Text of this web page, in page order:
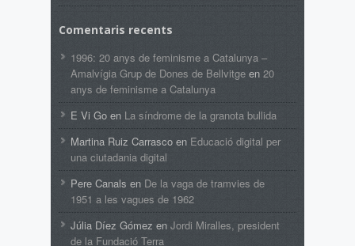
Comentaris recents
1996: 20 anys de feminisme a Catalunya –
Amalvígia Grup de Dones de Bellvitge en 20
anys de feminisme a Catalunya
E Vi Go en La síndrome de la granota bullida
Martina Ruiz Carrasco en Educació digital per
una ciutadania digital
Pere Canals en De la vaga de tramvies de
1951 a les vagues de 1962
Júlia Díez Gómez en Jordi Miralles, president
de la Fundació Terra